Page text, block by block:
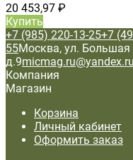
20 453,97 ₽
Купить
+7 (985) 220-13-25+7
55Москва, ул. Большая
д.9micmag.ru@yandex.ru
Компания
Магазин
Корзина
Личный кабинет
Оформить заказ